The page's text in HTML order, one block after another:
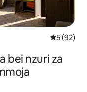
Ukadiriaji
5 (92)
bei nzuri za